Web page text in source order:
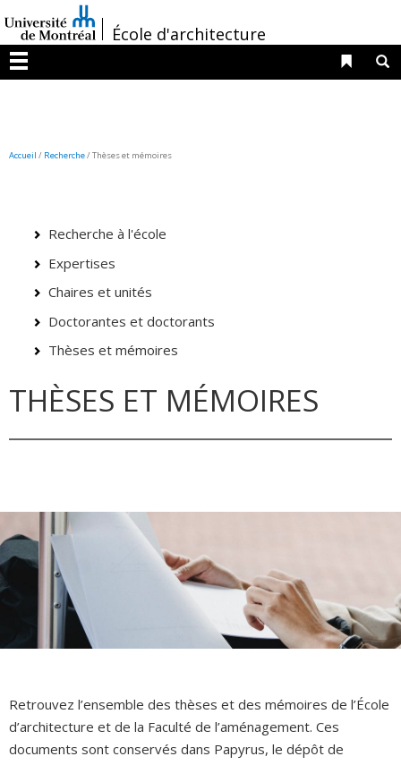
au
contenu
/École d'architecture
Menu
Liens
Accueil / Recherche/Thèses et mémoires
Recherche à l'école
Expertises
Chaires et unités
Doctorantes et doctorants
Thèses et mémoires
THÈSES ET MÉMOIRES
Retrouvez l’ensemble des thèses et des mémoires de l’École
d’architecture et de la Faculté de l’aménagement. Ces
documents sont conservés dans Papyrus, le dépôt de